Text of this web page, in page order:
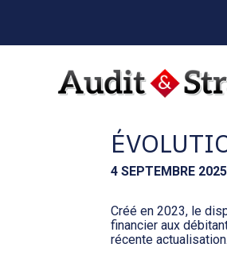
sub-
header
Aller
4 SEPTEMBRE 2025
Créé en 2023, le
financier aux
récente